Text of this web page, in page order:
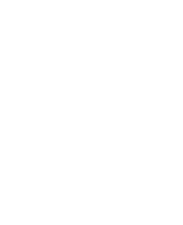
Las inscripciones siguen
de inscripción es de 20€
de 10K y 5K y 7€ para los
cronometraje, seguro,
Media Maratón, así como
post carrera y, por
Holiday World Resort
inscripción, alojamiento
noviembre. Para más
pueden visitar el sitio web